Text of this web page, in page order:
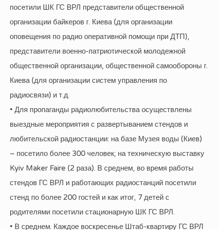
посетили ШК ГС ВРЛ представители общественной
организации байкеров г. Киева (для организации
оповещения по радио оперативной помощи при ДТП),
представители военно-патриотической молодежной
общественной организации, общественной самообороны г.
Киева (для организации систем управления по
радиосвязи) и т.д.
• Для пропаганды радиолюбительства осуществлены
выездные мероприятия с развертыванием стендов и
любительской радиостанции: на базе Музея воды (Киев)
– посетило более 300 человек; на техническую выставку
Kyiv Maker Faire (2 раза). В среднем, во время работы
стендов ГС ВРЛ и работающих радиостанций посетили
стенд по более 200 гостей и как итог, 7 детей с
родителями посетили стационарную ШК ГС ВРЛ.
• В среднем. Каждое воскресенье Штаб-квартиру ГС ВРЛ